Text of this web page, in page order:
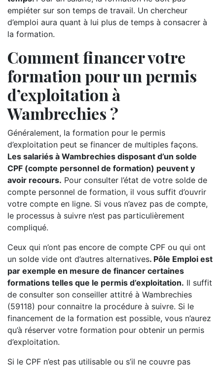
empiéter sur son temps de travail. Un chercheur
d’emploi aura quant à lui plus de temps à consacrer à
la formation.
Comment financer votre
formation pour un permis
d’exploitation à
Wambrechies ?
Généralement, la formation pour le permis
d’exploitation peut se financer de multiples façons.
Les salariés à Wambrechies disposant d’un solde
CPF (compte personnel de formation) peuvent y
avoir recours. Pour consulter l’état de votre solde de
compte personnel de formation, il vous suffit d’ouvrir
votre compte en ligne. Si vous n’avez pas de compte,
le processus à suivre n’est pas particulièrement
compliqué.
Ceux qui n’ont pas encore de compte CPF ou qui ont
un solde vide ont d’autres alternatives. Pôle Emploi est
par exemple en mesure de financer certaines
formations telles que le permis d’exploitation. Il suffit
de consulter son conseiller attitré à Wambrechies
(59118) pour connaitre la procédure à suivre. Si le
financement de la formation est possible, vous n’aurez
qu’à réserver votre formation pour obtenir un permis
d’exploitation.
Si le CPF n’est pas utilisable ou s’il ne couvre pas